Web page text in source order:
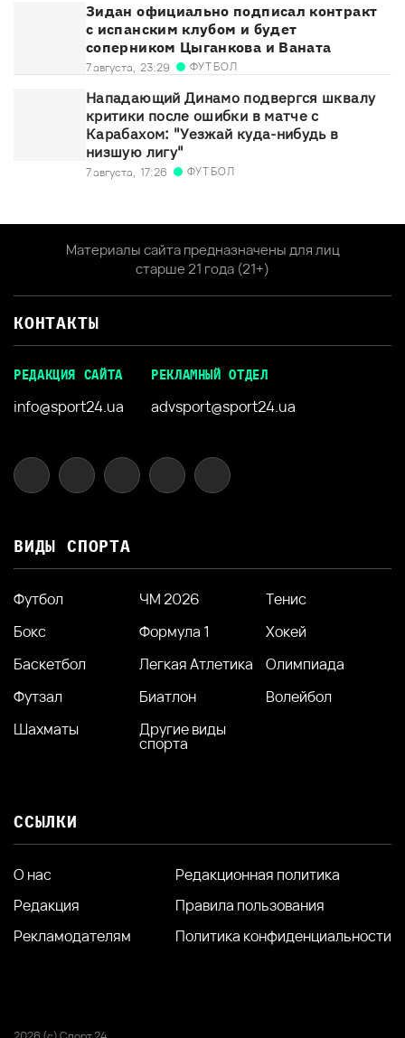
Зидан официально подписал контракт
с испанским клубом и будет
соперником Цыганкова и Ваната
7 августа, 23:29 ФУТБОЛ
Нападающий Динамо подвергся шквалу
критики после ошибки в матче с
Карабахом: "Уезжай куда-нибудь в
низшую лигу"
7 августа, 17:26 ФУТБОЛ
Материалы сайта предназначены для лиц
старше 21 года (21+)
КОНТАКТЫ
РЕДАКЦИЯ САЙТА
info@sport24.ua
РЕКЛАМНЫЙ ОТДЕЛ
advsport@sport24.ua
ВИДЫ СПОРТА
Футбол ЧМ 2026
Тенис
Бокс
Формула 1
Хокей
Баскетбол
Легкая Атлетика
Олимпиада
Футзал
Биатлон
Волейбол
Шахматы
Другие виды
спорта
ССЫЛКИ
О нас
Редакция
Рекламодателям
Редакционная политика
Правила пользования
Политика конфиденциальности